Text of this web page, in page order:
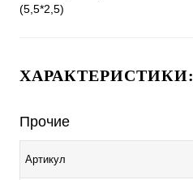
(5,5*2,5)
ХАРАКТЕРИСТИКИ:
Прочие
Артикул